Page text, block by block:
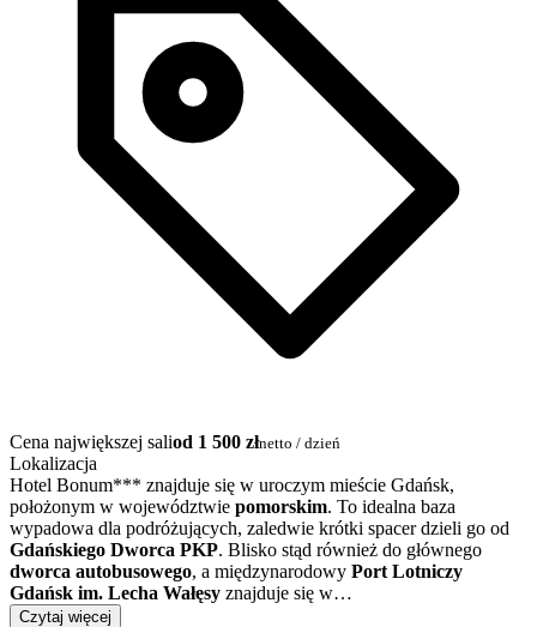
Cena największej saliod 1 500 złnetto / dzień
Lokalizacja
Hotel Bonum*** znajduje się w uroczym mieście Gdańsk,
położonym w województwie pomorskim. To idealna baza
wypadowa dla podróżujących, zaledwie krótki spacer dzieli go od
Gdańskiego Dworca PKP. Blisko stąd również do głównego
dworca autobusowego, a międzynarodowy Port Lotniczy
Gdańsk im. Lecha Wałęsy znajduje się w…
Czytaj więcej